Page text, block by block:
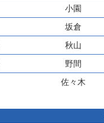
小園
坂倉
秋山
野間
佐々木